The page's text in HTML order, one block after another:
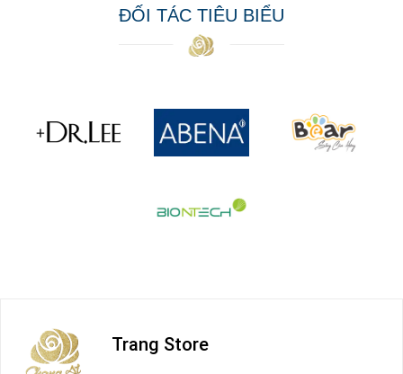
ĐỐI TÁC TIÊU BIỂU
Trang Store